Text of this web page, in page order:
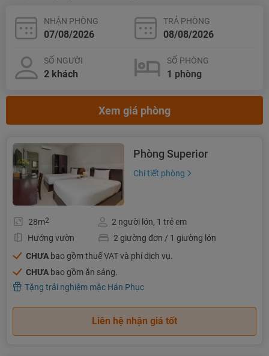
NHẬN PHÒNG TRẢ PHÒNG
SỐ NGƯỜI SỐ PHÒNG
Xem giá phòng
Phòng Superior
Chi tiết phòng
28m2
2 người lớn, 1 trẻ em
Hướng vườn
2 giường đơn / 1 giường lớn
CHƯA bao gồm thuế VAT và phí dịch vụ.
CHƯA bao gồm ăn sáng.
Tặng trải nghiệm mặc Hán Phục
Liên hệ nhận giá tốt